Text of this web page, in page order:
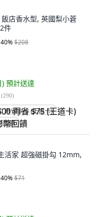
店香水型, 英國梨小蒼
件
40%$208
) 預計送達
(290)
再省 $75 (王道卡)
回饋
活家 超強磁掛勾 12mm,
40%$71